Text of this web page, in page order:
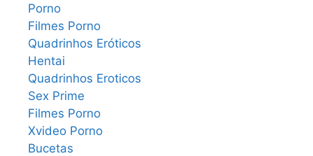
Porno
Filmes Porno
Quadrinhos Eróticos
Hentai
Quadrinhos Eroticos
Sex Prime
Filmes Porno
Xvideo Porno
Bucetas